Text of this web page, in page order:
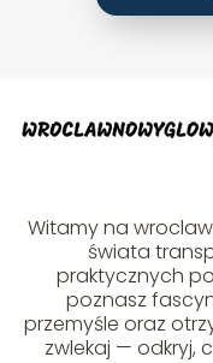
Witamy na
świata
praktycznych
poznasz
przemyśle oraz
zwlekaj — odkryj,